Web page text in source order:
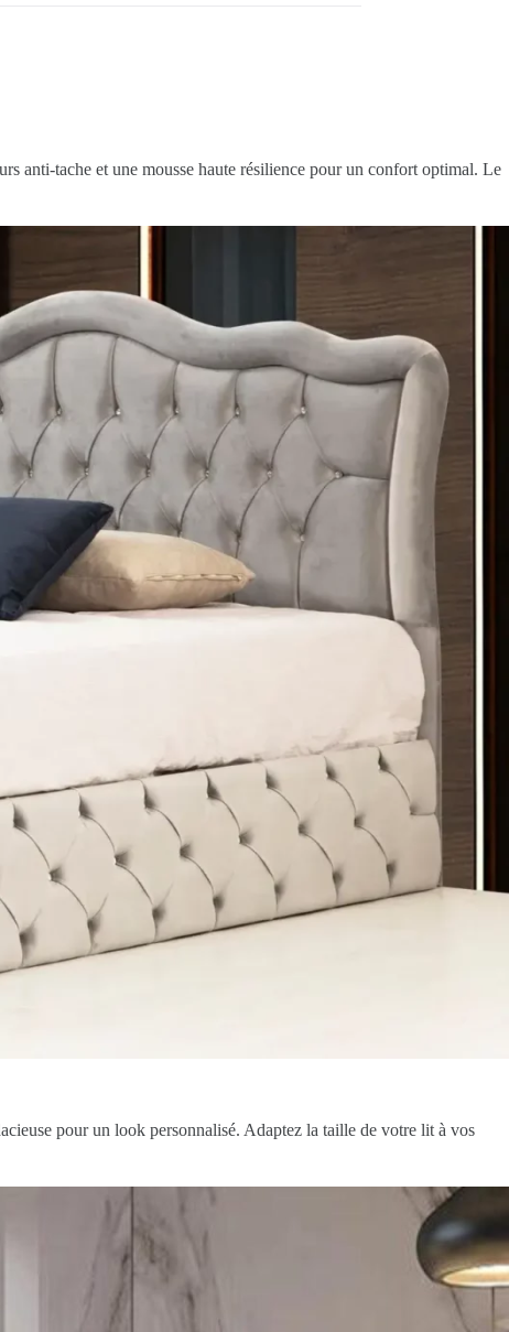
anti-tache et une mousse haute résilience pour un confort optimal. Le
pour un look personnalisé. Adaptez la taille de votre lit à vos